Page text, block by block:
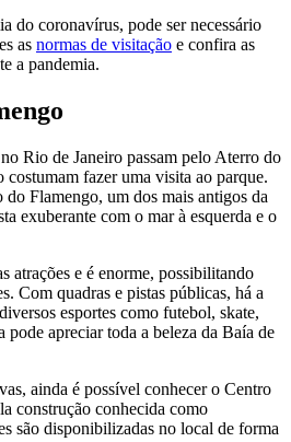
do coronavírus, pode ser necessário
as normas de visitação e confira as
a pandemia.
Rio de Janeiro passam pelo Aterro do
costumam fazer uma visita ao parque.
Flamengo, um dos mais antigos da
exuberante com o mar à esquerda e o
atrações e é enorme, possibilitando
Com quadras e pistas públicas, há a
esportes como futebol, skate,
pode apreciar toda a beleza da Baía de
ainda é possível conhecer o Centro
construção conhecida como
são disponibilizadas no local de forma